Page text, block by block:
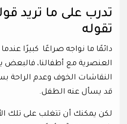
تدرب على ما تريد
تقوله
دائمًا ما نواجه صراعًا كبيرًا
العنصرية مع أطفالنا، فالبعض
النقاشات الخوف وعدم الراحة
قد يسأل عنه الطفل.
لكن يمكنك أن تتغلب على تلك